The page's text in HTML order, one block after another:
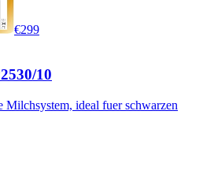
€299
10
ideal fuer schwarzen